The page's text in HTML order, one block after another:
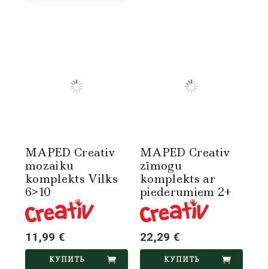
MAPED Creativ
mozaiku
komplekts Vilks
6>10
11,99 €
КУПИТЬ
MAPED Creativ
zīmogu
komplekts ar
piederumiem 2+
22,29 €
КУПИТЬ